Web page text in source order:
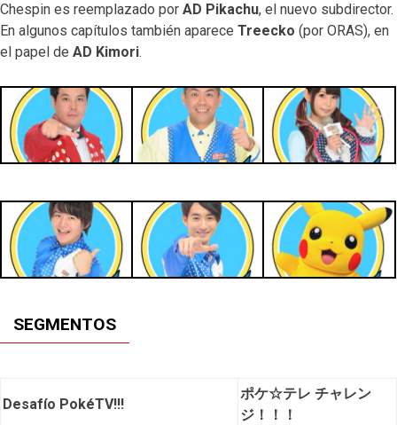
Chespin es reemplazado por AD Pikachu, el nuevo subdirector.
En algunos capítulos también aparece Treecko (por ORAS), en
el papel de AD Kimori.
SEGMENTOS
Desafío PokéTV!!!
ポケ☆テレ チャレン
ジ！！！